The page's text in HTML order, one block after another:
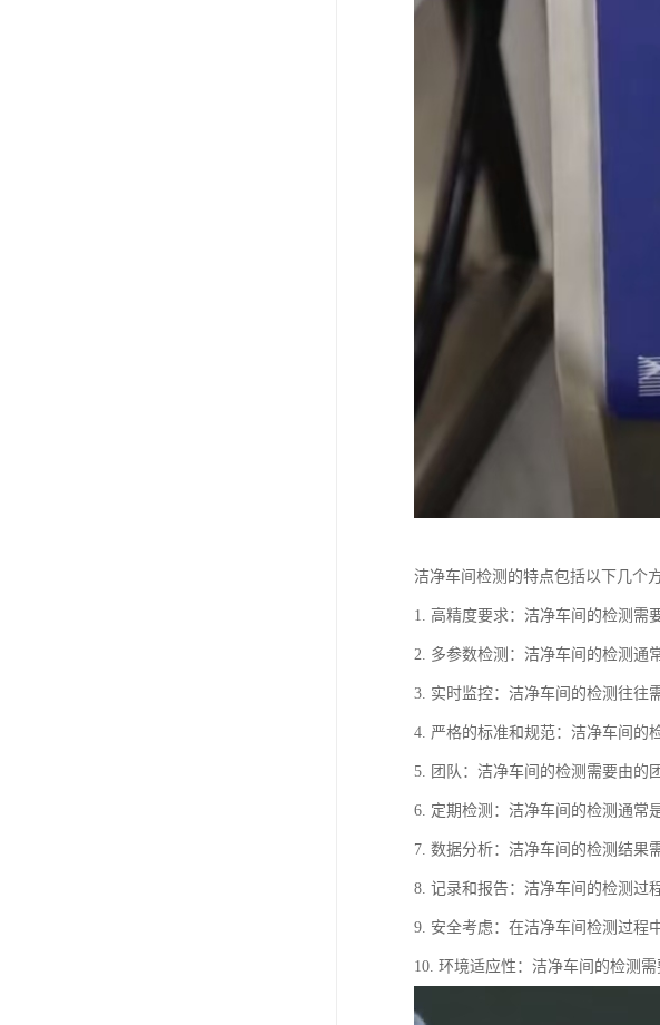
洁净车间检测的特点包括以下几个方
1. 高精度要求：洁净车间的检测需
2. 多参数检测：洁净车间的检测通
3. 实时监控：洁净车间的检测往往
4. 严格的标准和规范：洁净车间的
5. 团队：洁净车间的检测需要由的
6. 定期检测：洁净车间的检测通常
7. 数据分析：洁净车间的检测结果
8. 记录和报告：洁净车间的检测过
9. 安全考虑：在洁净车间检测过程
10. 环境适应性：洁净车间的检测